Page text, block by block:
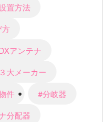
置方法
アンテナ
大メーカー
件
#分岐器
分配器